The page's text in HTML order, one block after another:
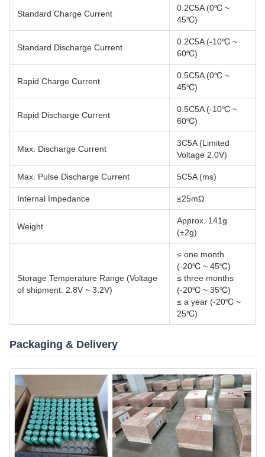
Standard Charge Current
0.2C5A (0℃ ~
45℃)
Standard Discharge Current
0.2C5A (-10℃ ~
60℃)
Rapid Charge Current
0.5C5A (0℃ ~
45℃)
Rapid Discharge Current
0.5C5A (-10℃ ~
60℃)
Max. Discharge Current
3C5A (Limited
Voltage 2.0V)
Max. Pulse Discharge Current 5C5A (ms)
Internal Impedance ≤25mΩ
Weight
Approx. 141g
(±2g)
Storage Temperature Range (Voltage
of shipment: 2.8V ~ 3.2V)
≤ one month
(-20℃ ~ 45℃)
≤ three months
(-20℃ ~ 35℃)
≤ a year (-20℃ ~
25℃)
Packaging & Delivery